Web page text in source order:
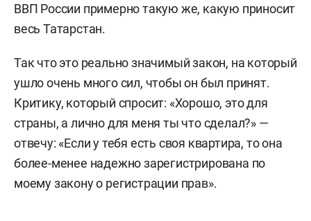
ВВП России примерно такую же, какую приносит
весь Татарстан.
Так что это реально значимый закон, на который
ушло очень много сил, чтобы он был принят.
Критику, который спросит: «Хорошо, это для
страны, а лично для меня ты что сделал?» —
отвечу: «Если у тебя есть своя квартира, то она
более-менее надежно зарегистрирована по
моему закону о регистрации прав».